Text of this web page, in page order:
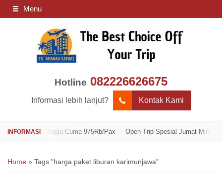
Menu
Hotline 082226626675
Informasi lebih lanjut? Kontak Kami
Minggu Cuma 975Rb/Pax Open Trip Spesial Jumat-Minggu Cuma
Home » Tags "harga paket liburan karimunjawa"